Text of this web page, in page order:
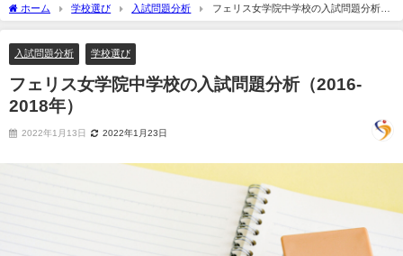
ホーム 学校選び 入試問題分析
フェリス女学院中学校の入試問題分析
（2016-2018年）
入試問題分析 学校選び
フェリス女学院中学校の入試問題分析（2016-
2018年）
2022年1月13日 2022年1月23日